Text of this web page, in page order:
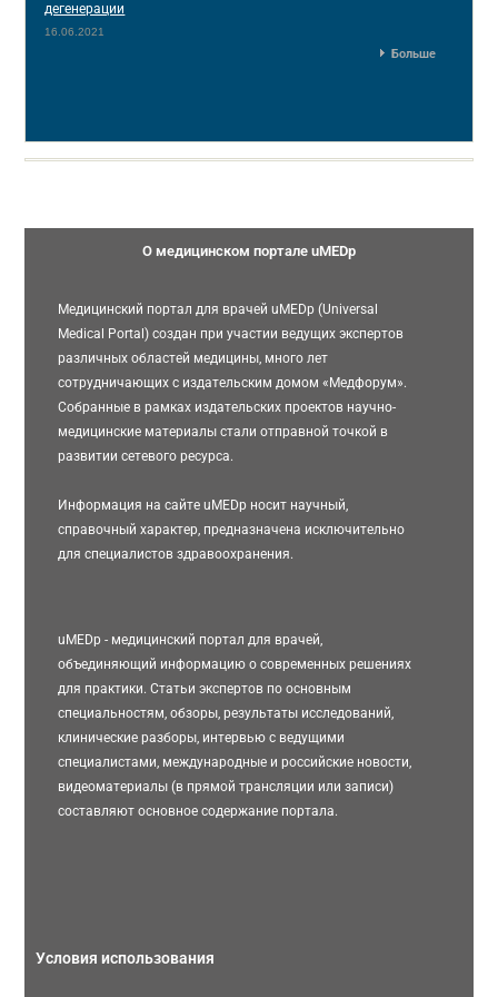
дегенерации
16.06.2021
Больше
О медицинском портале uMEDp
Медицинский портал для врачей uMEDp (Universal
Medical Portal) создан при участии ведущих экспертов
различных областей медицины, много лет
сотрудничающих с издательским домом «Медфорум».
Собранные в рамках издательских проектов научно-
медицинские материалы стали отправной точкой в
развитии сетевого ресурса.
Информация на сайте uMEDp носит научный,
справочный характер, предназначена исключительно
для специалистов здравоохранения.
uMEDp - медицинский портал для врачей,
объединяющий информацию о современных решениях
для практики. Статьи экспертов по основным
специальностям, обзоры, результаты исследований,
клинические разборы, интервью с ведущими
специалистами, международные и российские новости,
видеоматериалы (в прямой трансляции или записи)
составляют основное содержание портала.
Условия использования